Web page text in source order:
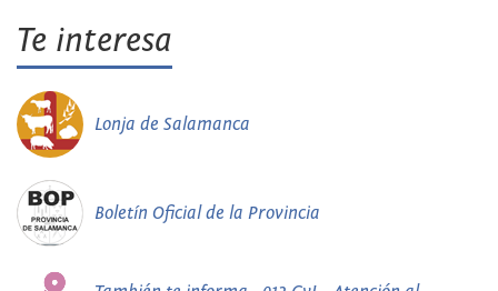
Te interesa
Lonja de Salamanca
Boletín Oficial de la Provincia